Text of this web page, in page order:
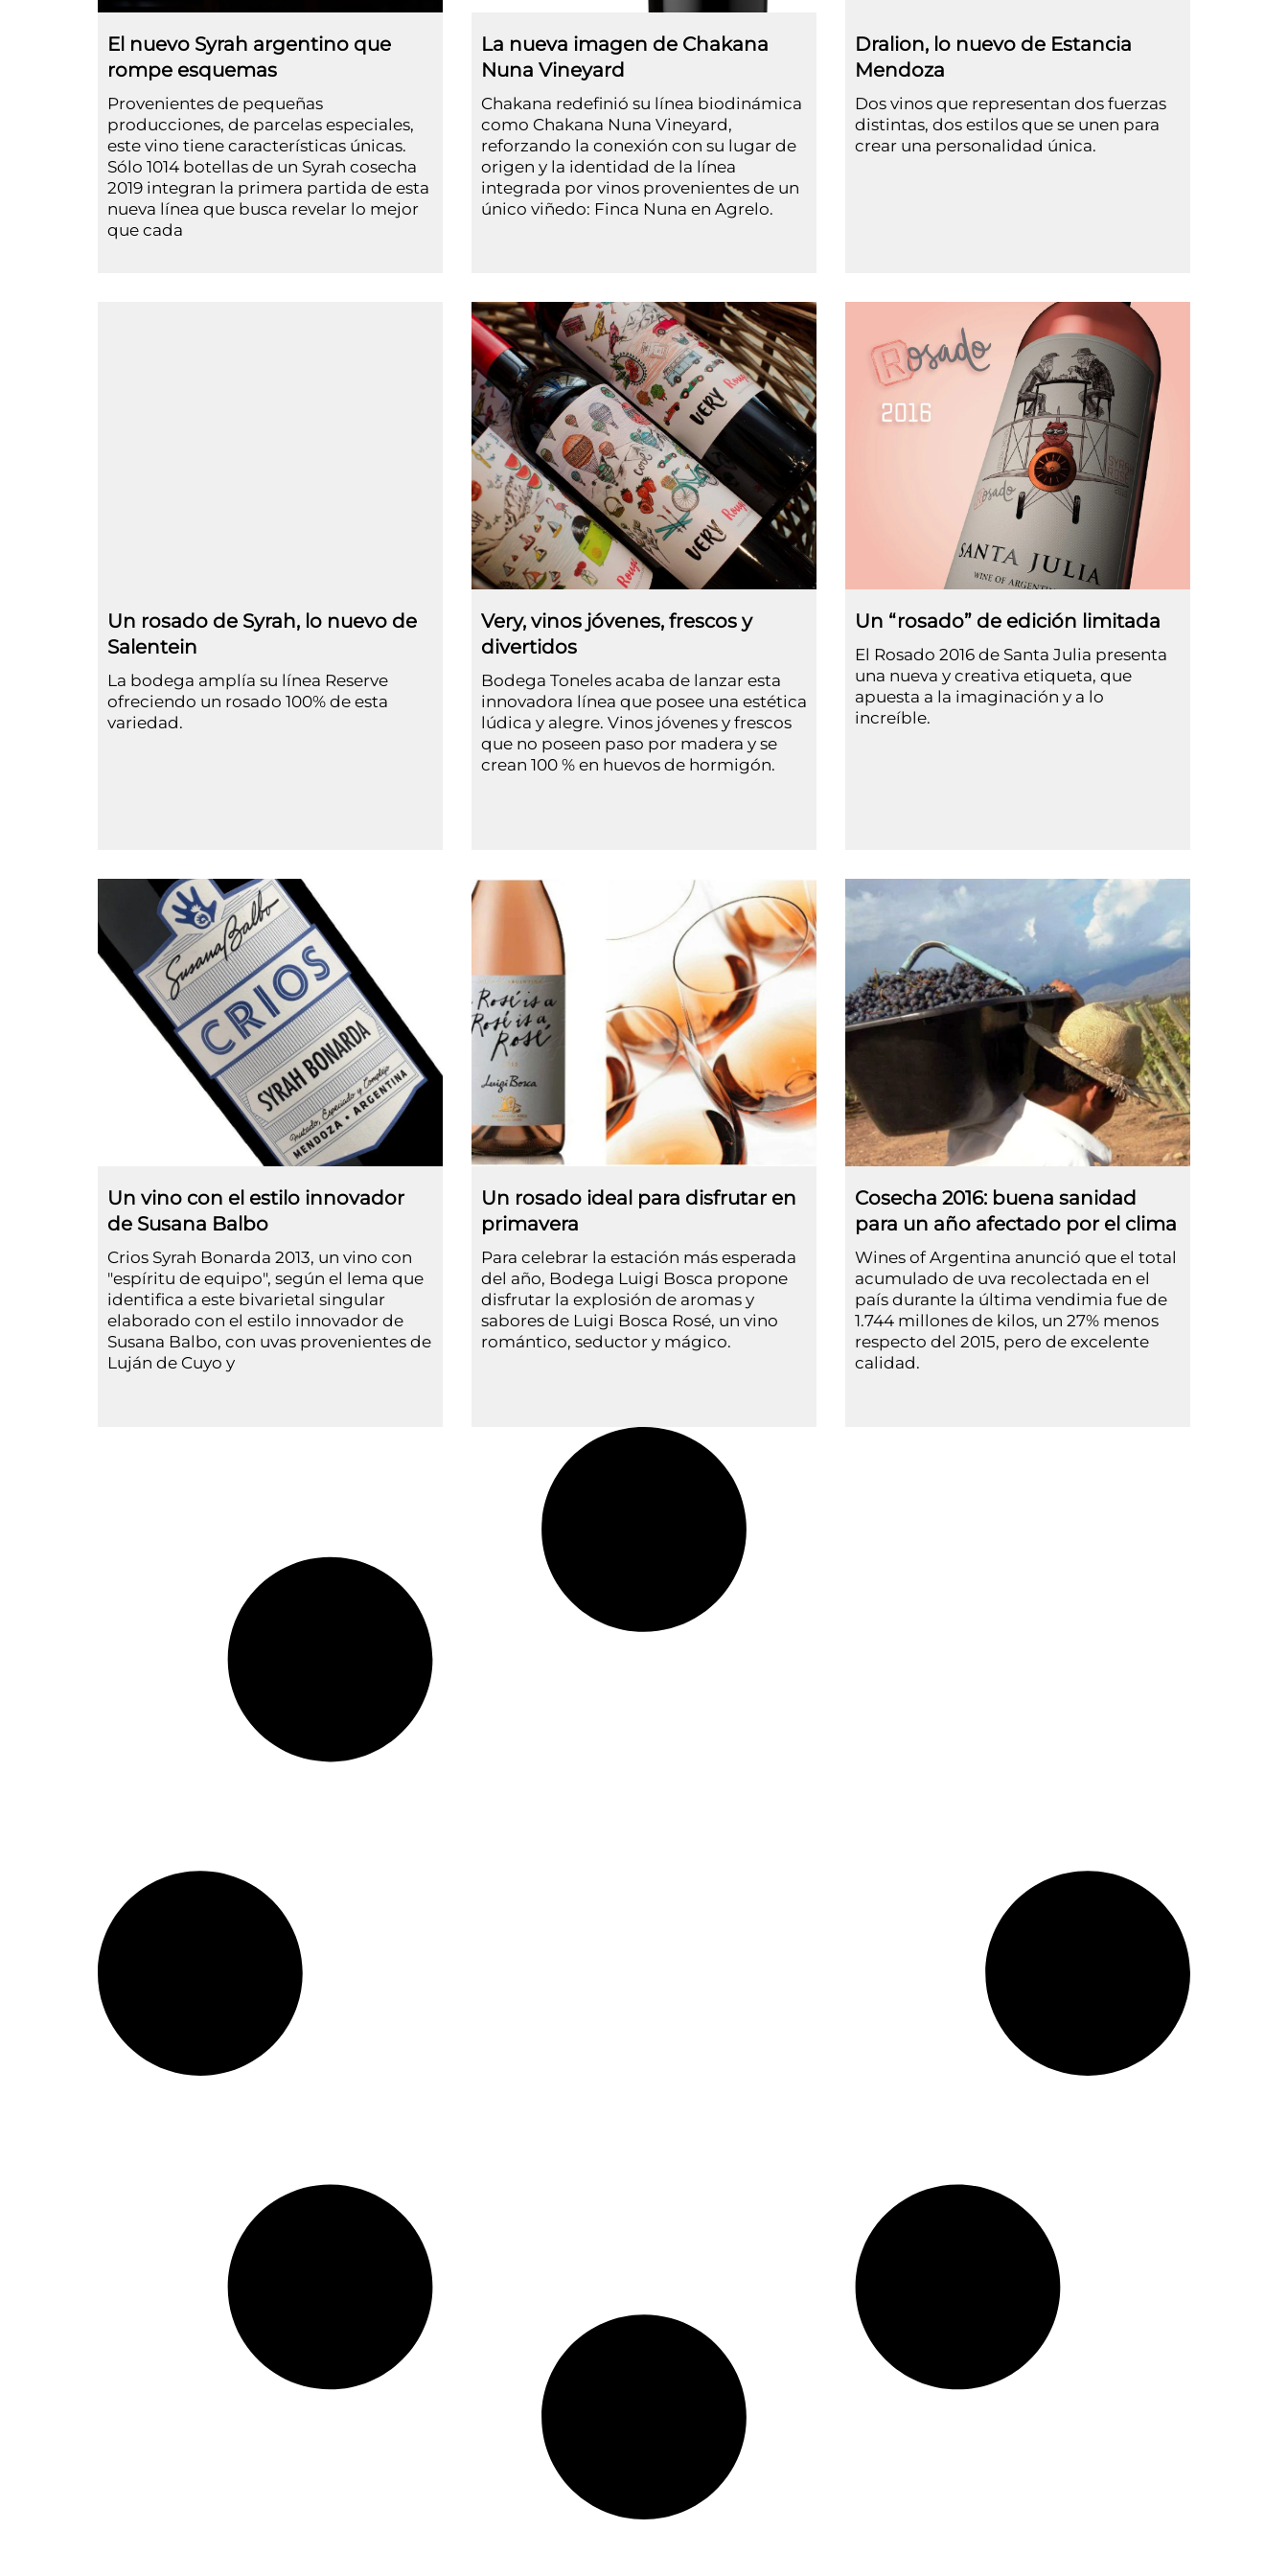
El nuevo Syrah argentino que
rompe esquemas
Provenientes de pequeñas
producciones, de parcelas especiales,
este vino tiene características únicas.
Sólo 1014 botellas de un Syrah cosecha
2019 integran la primera partida de esta
nueva línea que busca revelar lo mejor
que cada
La nueva imagen de Chakana
Nuna Vineyard
Chakana redefinió su línea biodinámica
como Chakana Nuna Vineyard,
reforzando la conexión con su lugar de
origen y la identidad de la línea
integrada por vinos provenientes de un
único viñedo: Finca Nuna en Agrelo.
Dralion, lo nuevo de Estancia
Mendoza
Dos vinos que representan dos fuerzas
distintas, dos estilos que se unen para
crear una personalidad única.
Un rosado de Syrah, lo nuevo de
Salentein
La bodega amplía su línea Reserve
ofreciendo un rosado 100% de esta
variedad.
Very, vinos jóvenes, frescos y
divertidos
Bodega Toneles acaba de lanzar esta
innovadora línea que posee una estética
lúdica y alegre. Vinos jóvenes y frescos
que no poseen paso por madera y se
crean 100 % en huevos de hormigón.
Un “rosado” de edición limitada
El Rosado 2016 de Santa Julia presenta
una nueva y creativa etiqueta, que
apuesta a la imaginación y a lo
increíble.
Un vino con el estilo innovador
de Susana Balbo
Crios Syrah Bonarda 2013, un vino con
"espíritu de equipo", según el lema que
identifica a este bivarietal singular
elaborado con el estilo innovador de
Susana Balbo, con uvas provenientes de
Luján de Cuyo y
Un rosado ideal para disfrutar en
primavera
Para celebrar la estación más esperada
del año, Bodega Luigi Bosca propone
disfrutar la explosión de aromas y
sabores de Luigi Bosca Rosé, un vino
romántico, seductor y mágico.
Cosecha 2016: buena sanidad
para un año afectado por el clima
Wines of Argentina anunció que el total
acumulado de uva recolectada en el
país durante la última vendimia fue de
1.744 millones de kilos, un 27% menos
respecto del 2015, pero de excelente
calidad.